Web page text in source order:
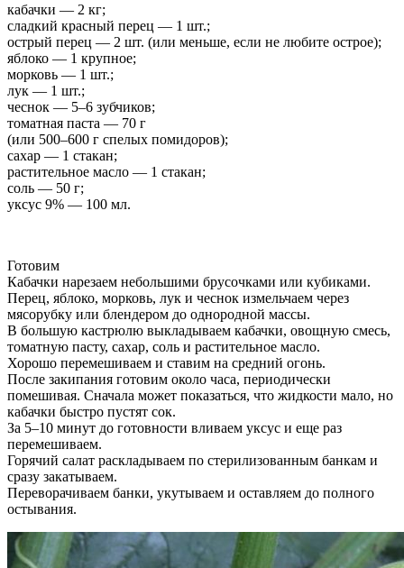
кабачки — 2 кг;
сладкий красный перец — 1 шт.;
острый перец — 2 шт. (или меньше, если не любите острое);
яблоко — 1 крупное;
морковь — 1 шт.;
лук — 1 шт.;
чеснок — 5–6 зубчиков;
томатная паста — 70 г
(или 500–600 г спелых помидоров);
сахар — 1 стакан;
растительное масло — 1 стакан;
соль — 50 г;
уксус 9% — 100 мл.
Готовим
Кабачки нарезаем небольшими брусочками или кубиками.
Перец, яблоко, морковь, лук и чеснок измельчаем через
мясорубку или блендером до однородной массы.
В большую кастрюлю выкладываем кабачки, овощную смесь,
томатную пасту, сахар, соль и растительное масло.
Хорошо перемешиваем и ставим на средний огонь.
После закипания готовим около часа, периодически
помешивая. Сначала может показаться, что жидкости мало, но
кабачки быстро пустят сок.
За 5–10 минут до готовности вливаем уксус и еще раз
перемешиваем.
Горячий салат раскладываем по стерилизованным банкам и
сразу закатываем.
Переворачиваем банки, укутываем и оставляем до полного
остывания.